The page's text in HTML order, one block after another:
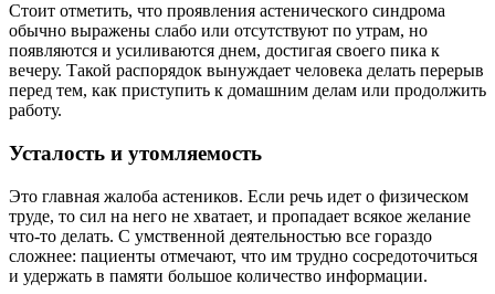
Стоит отметить, что проявления астенического синдрома
обычно выражены слабо или отсутствуют по утрам, но
появляются и усиливаются днем, достигая своего пика к
вечеру. Такой распорядок вынуждает человека делать перерыв
перед тем, как приступить к домашним делам или продолжить
работу.
Усталость и утомляемость
Это главная жалоба астеников. Если речь идет о физическом
труде, то сил на него не хватает, и пропадает всякое желание
что-то делать. С умственной деятельностью все гораздо
сложнее: пациенты отмечают, что им трудно сосредоточиться
и удержать в памяти большое количество информации.